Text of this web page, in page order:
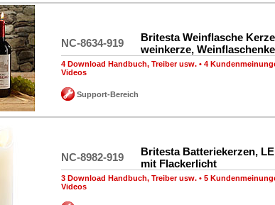
NC-8634-919
Britesta Weinflasche
weinkerze,
4 Download Handbuch, Treiber usw. • 4
Videos
Support-Bereich
NC-8982-919
Britesta Batteriekerzen,
mit Flackerlicht
3 Download Handbuch, Treiber usw. • 5
Videos